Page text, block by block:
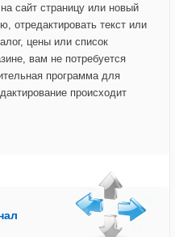
сайт страницу или новый
отредактировать текст или
цены или список
вам не потребуется
программа для
происходит